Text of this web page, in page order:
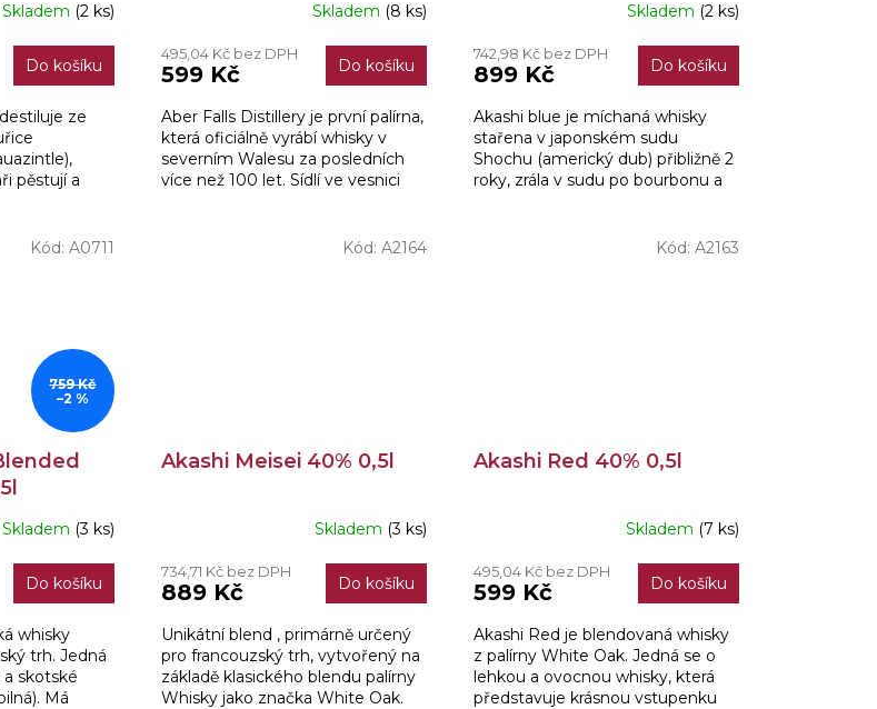
Skladem (2 ks)
Do košíku
ze
pěstují a
produktu
je
z
5
hvězdiček.
Skladem (8 ks)
495,04 Kč bez DPH
599 Kč Do košíku
Aber Falls Distillery je první palírna,
která oficiálně vyrábí whisky v
severním Walesu za posledních
více než 100 let. Sídlí ve vesnici
produktu
je
z
5
hvězdiček.
Skladem (2 ks)
742,98 Kč bez DPH
899 Kč Do košíku
Akashi blue je míchaná whisky
stařena v japonském sudu
Shochu (americký dub) přibližně 2
roky, zrála v sudu po bourbonu a
759 Kč
–2 %
Skladem (3 ks)
Do košíku
whisky
trh. Jedná
skotské
Má
Kód: A0711
Akashi Meisei 40% 0,5l
Skladem (3 ks)
734,71 Kč bez DPH
889 Kč Do košíku
Unikátní blend , primárně určený
pro francouzský trh, vytvořený na
základě klasického blendu palírny
Whisky jako značka White Oak.
Kód: A2164
Akashi Red 40% 0,5l
Skladem (7 ks)
495,04 Kč bez DPH
599 Kč Do košíku
Akashi Red je blendovaná whisky
z palírny White Oak. Jedná se o
lehkou a ovocnou whisky, která
představuje krásnou vstupenku
Kód: A2163